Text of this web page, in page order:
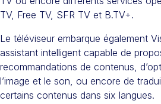
TV, Free TV, SFR TV et B.TV+.
Le téléviseur embarque également
assistant intelligent capable de
recommandations de contenus,
l’image et le son, ou encore de
certains contenus dans six langues.